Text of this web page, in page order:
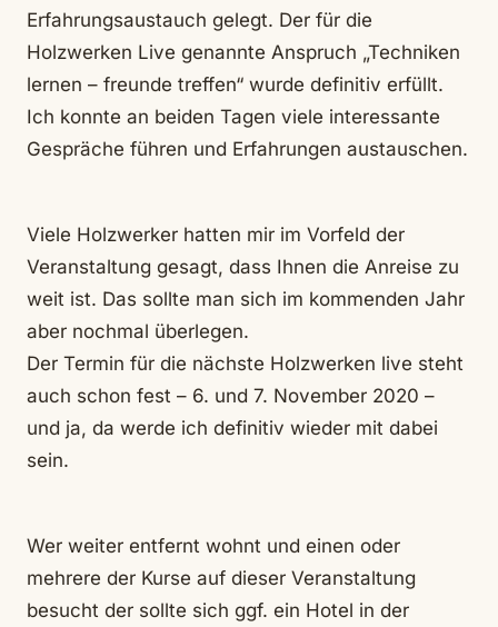
Erfahrungsaustauch gelegt. Der für die
Holzwerken Live genannte Anspruch „Techniken
lernen – freunde treffen“ wurde definitiv erfüllt.
Ich konnte an beiden Tagen viele interessante
Gespräche führen und Erfahrungen austauschen.
Viele Holzwerker hatten mir im Vorfeld der
Veranstaltung gesagt, dass Ihnen die Anreise zu
weit ist. Das sollte man sich im kommenden Jahr
aber nochmal überlegen.
Der Termin für die nächste Holzwerken live steht
auch schon fest – 6. und 7. November 2020 –
und ja, da werde ich definitiv wieder mit dabei
sein.
Wer weiter entfernt wohnt und einen oder
mehrere der Kurse auf dieser Veranstaltung
besucht der sollte sich ggf. ein Hotel in der